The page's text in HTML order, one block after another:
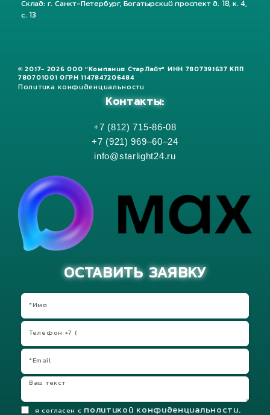
Склад: г. Санкт-Петербург, Богатырский проспект д. 18, к. 4,
с. 13
© 2017- 2026 ООО "Компания СтарЛайт" ИНН 7807391637 КПП
780701001 ОГРН 1147847206484
Политика конфиденциальности
Контакты:
+7 (812) 715-86-08
+7 (921) 969–60–24
info@starlight24.ru
ОСТАВИТЬ ЗАЯВКУ
я согласен с политикой конфиденциальности.